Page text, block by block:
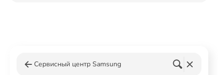
Сервисный центр Samsung